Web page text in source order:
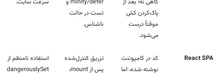
تست در حالت
ناشناس.
کد در کامپوننت
نوشته شده، اما
تزریق کنترل‌شده
پس از mount،
استفاده نامنظم از
dangerouslySet